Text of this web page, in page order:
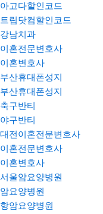
아고다할인코드
트립닷컴할인코드
강남치과
이혼전문변호사
이혼변호사
부산휴대폰성지
부산휴대폰성지
축구반티
야구반티
대전이혼전문변호사
이혼전문변호사
이혼변호사
서울암요양병원
암요양병원
항암요양병원